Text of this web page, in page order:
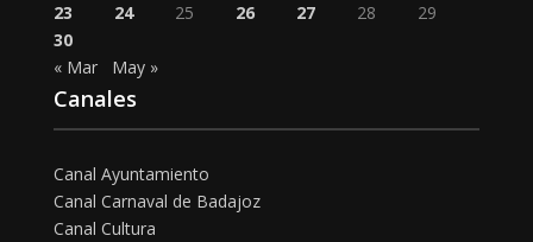
23
24 25 26 27 28
29
30
« Mar
May »
Canales
Canal Ayuntamiento
Canal Carnaval de Badajoz
Canal Cultura